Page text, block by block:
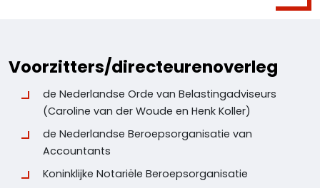
Voorzitters/directeurenoverleg
de Nederlandse Orde van Belastingadviseurs
(Caroline van der Woude en Henk Koller)
de Nederlandse Beroepsorganisatie van
Accountants
Koninklijke Notariële Beroepsorganisatie